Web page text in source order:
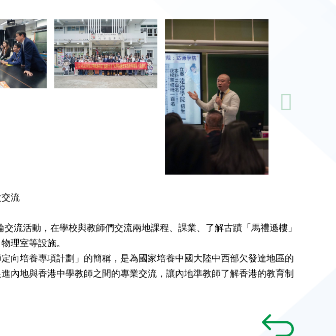
流
流活動，在學校與教師們交流兩地課程、課業、了解古蹟「馬禮遜樓」
理室等設施。
向培養專項計劃」的簡稱，是為國家培養中國大陸中西部欠發達地區的
內地與香港中學教師之間的專業交流，讓內地準教師了解香港的教育制